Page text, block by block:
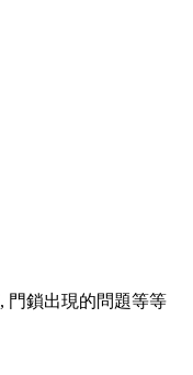
門鎖出現的問題等等